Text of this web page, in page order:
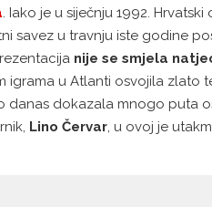
. Iako je u siječnju 1992.
savez u travnju iste godine
nije se smjela
igrama u Atlanti osvojila zlato
danas dokazala mnogo puta
Lino Červar, u ovoj je